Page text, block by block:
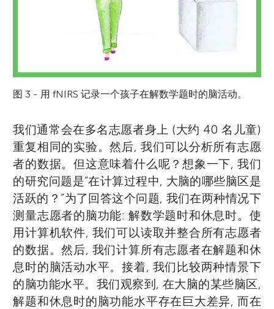
复治疗师。在我的研究中, 我希望了解当儿童
有些儿童会有学习困难。在闲暇时间, 我喜欢
运动、弹塔尔琴, 读读历史相关的书籍。
* mojtaba.soltanlou@gmail.com
术来研究大脑, 我想知道当人们在计算时大脑
难, 以及为什么有些人在数学学习方面存在困
难。研究之外, 我喜欢吹长笛、跳芭蕾和打排
球。
Benedetta、Eleonora、Francesco、
前就读于初一年级。我们喜欢科学和运动, 是
一个有趣、友好、富有创造力的班级, 代表 1A
班向大家问好！
图 3 - 用 fNIRS 记录一个孩子在解数学题时的脑活动。
我们通常会在多名志愿者身上 (大约 40 名儿童)
重复相同的实验。然后, 我们可以分析所有志愿
者的数据。但这意味着什么呢？想象一下, 我们
的研究问题是“在计算过程中, 大脑的哪些脑区是
活跃的？”为了回答这个问题, 我们在两种情况下
测量志愿者的脑功能: 解数学题时和休息时。使
用计算机软件, 我们可以读取并整合所有志愿者
的数据。然后, 我们计算所有志愿者在解题和休
息时的脑活动水平。接着, 我们比较两种情景下
的脑功能水平。我们观察到, 在大脑的某些脑区,
解题和休息时的脑功能水平存在巨大差异, 而在